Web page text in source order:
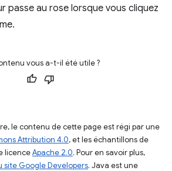
passe au rose lorsque vous cliquez
vous a-t-il été utile ?
le contenu de cette page est régi par une
Attribution 4.0, et les échantillons de
licenceApache 2.0. Pour en savoir plus,
site Google Developers. Java est une